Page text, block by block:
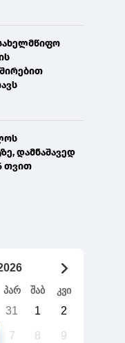
დამნაშავედ
თვით
პარ შაბ კვი
31 1 2
7 8 9